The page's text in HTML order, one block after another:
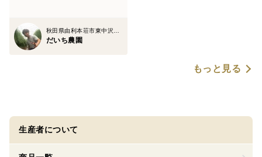
秋田県由利本荘市東中沢字中沢
だいち農園
もっと見る
生産者について